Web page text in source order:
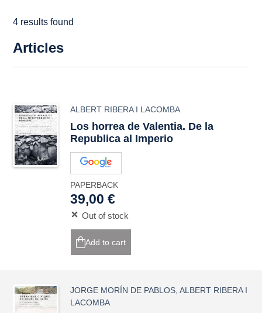
4 results found
Articles
ALBERT RIBERA I LACOMBA
Los horrea deValentia. De la
Republica al Imperio
PAPERBACK
39,00 €
Out of stock
Add to cart
JORGE MORÍN DE PABLOS ,ALBERT RIBERA I
LACOMBA